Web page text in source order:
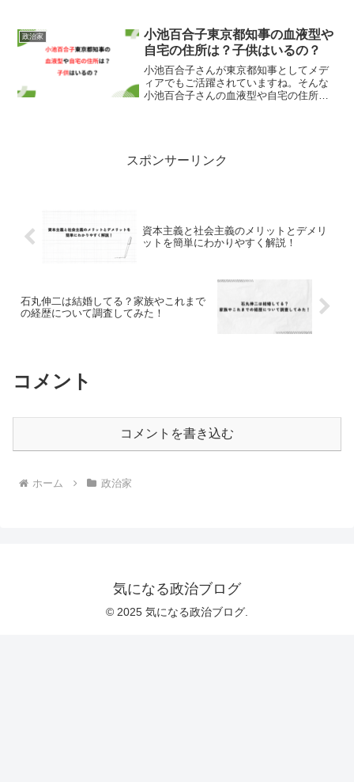
のような説明をするのか今後の斎藤知事
の動向に注目ですね。そん...
政治家
小池百合子東京都知事の血液型や
自宅の住所は？子供はいるの？
小池百合子さんが東京都知事としてメデ
ィアでもご活躍されていますね。そんな
小池百合子さんの血液型や自宅の住所に
スポンサーリンク
資本主義と社会主義のメリットとデメリ
ットを簡単にわかりやすく解説！
石丸伸二は結婚してる？家族やこれまで
の経歴について調査してみた！
コメント
コメントを書き込む
ホーム 政治家
気になる政治ブログ
© 2025 気になる政治ブログ.